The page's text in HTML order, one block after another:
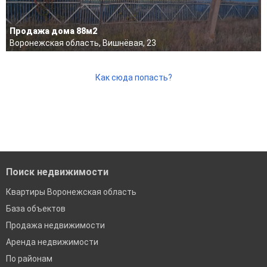
Продажа дома 88м2
Воронежская область, Вишнёвая, 23
Как сюда попасть?
Поиск недвижимости
Квартиры Воронежская область
База объектов
Продажа недвижимости
Аренда недвижимости
По районам